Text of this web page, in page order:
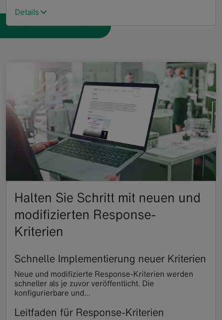
Details
Halten Sie Schritt mit neuen und
modifizierten Response-
Kriterien
Schnelle Implementierung neuer Kriterien
Neue und modifizierte Response-Kriterien werden
schneller als je zuvor veröffentlicht. Die
konfigurierbare und...
Leitfaden für Response-Kriterien